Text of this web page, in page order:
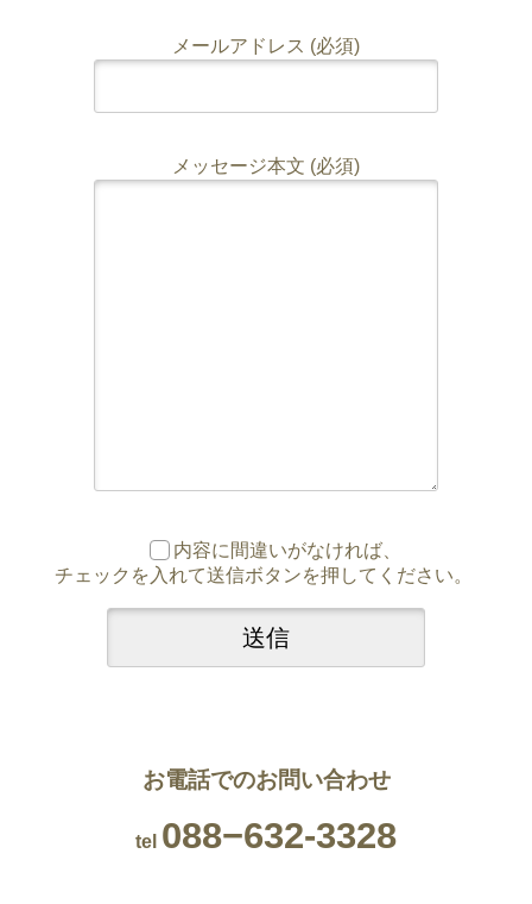
メールアドレス (必須)
メッセージ本文 (必須)
内容に間違いがなければ、
チェックを入れて送信ボタンを押してください。
お電話でのお問い合わせ
tel 088−632-3328